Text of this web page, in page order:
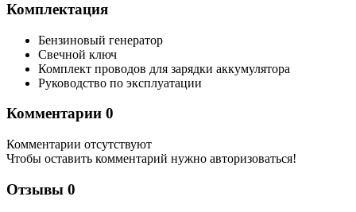
Комплектация
Бензиновый генератор
Свечной ключ
Комплект проводов для зарядки аккумулятора
Руководство по эксплуатации
Комментарии 0
Комментарии отсутствуют
Чтобы оставить комментарий нужно авторизоваться!
Отзывы 0